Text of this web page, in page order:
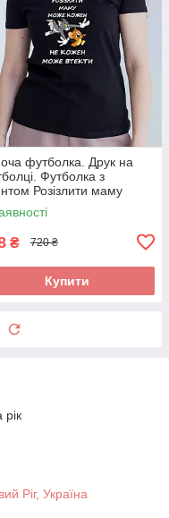
футболка. Друк на
Футболка з
Розізлити маму
кожен
₴ 720 ₴
Купити
рік
Ріг, Україна